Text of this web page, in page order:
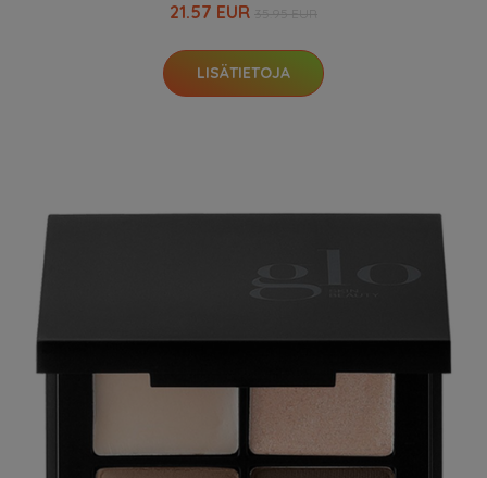
21.57 EUR
LISÄTIETOJA